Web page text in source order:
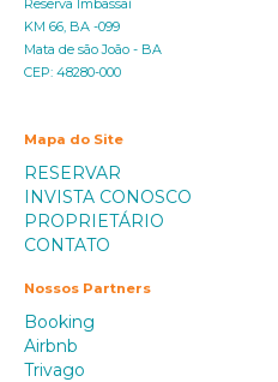
Reserva Imbassaí
KM 66, BA -099
Mata de são João - BA
CEP: 48280-000
Mapa do Site
RESERVAR
INVISTA CONOSCO
PROPRIETÁRIO
CONTATO
Nossos Partners
Booking
Airbnb
Trivago